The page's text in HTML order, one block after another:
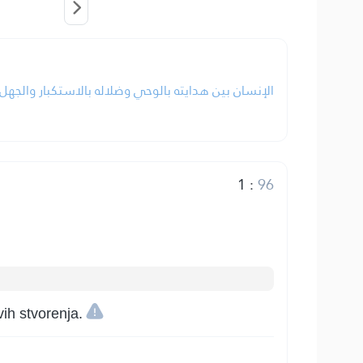
الإنسان بين هدايته بالوحي وضلاله بالاستكبار
1 :96
stvorenja.